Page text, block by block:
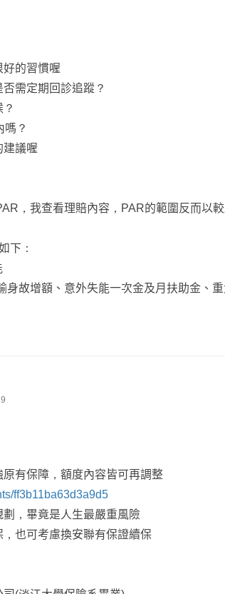
好的習慣喔
需定期回診追蹤？
嗎？
建議喔
，我查看理賠內容，PAR的範圍反而以
下：
身故增額、意外失能一次金及月扶助金、
可以用安達OIH專案來規劃，但要注意這個
聯，有保證續保跟月扶助金保證給付180個
壽新保單(QWX+XHB)或是(DCE+XHB)，
受體況投保
有保障，額度內容皆可再調整
ff3b11ba63d3a9d5
，畢竟是人生最嚴重風險
也可考慮換安聯有保證續保